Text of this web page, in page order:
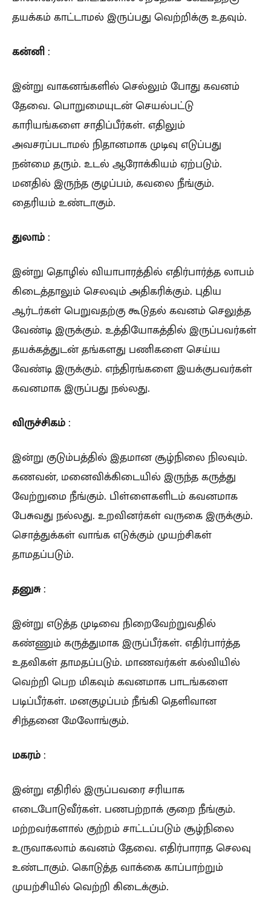
தயக்கம் காட்டாமல் இருப்பது வெற்றிக்கு உதவும்.
கன்னி :
இன்று வாகனங்களில் செல்லும் போது கவனம்
தேவை. பொறுமையுடன் செயல்பட்டு
காரியங்களை சாதிப்பீர்கள். எதிலும்
அவசரப்படாமல் நிதானமாக முடிவு எடுப்பது
நன்மை தரும். உடல் ஆரோக்கியம் ஏற்படும்.
மனதில் இருந்த குழப்பம், கவலை நீங்கும்.
தைரியம் உண்டாகும்.
துலாம் :
இன்று தொழில் வியாபாரத்தில் எதிர்பார்த்த லாபம்
கிடைத்தாலும் செலவும் அதிகரிக்கும். புதிய
ஆர்டர்கள் பெறுவதற்கு கூடுதல் கவனம் செலுத்த
வேண்டி இருக்கும். உத்தியோகத்தில் இருப்பவர்கள்
தயக்கத்துடன் தங்களது பணிகளை செய்ய
வேண்டி இருக்கும். எந்திரங்களை இயக்குபவர்கள்
கவனமாக இருப்பது நல்லது.
விருச்சிகம் :
இன்று குடும்பத்தில் இதமான சூழ்நிலை நிலவும்.
கணவன், மனைவிக்கிடையில் இருந்த கருத்து
வேற்றுமை நீங்கும். பிள்ளைகளிடம் கவனமாக
பேசுவது நல்லது. உறவினர்கள் வருகை இருக்கும்.
சொத்துக்கள் வாங்க எடுக்கும் முயற்சிகள்
தாமதப்படும்.
தனுசு:
இன்று எடுத்த முடிவை நிறைவேற்றுவதில்
கண்ணும் கருத்துமாக இருப்பீர்கள். எதிர்பார்த்த
உதவிகள் தாமதப்படும். மாணவர்கள் கல்வியில்
வெற்றி பெற மிகவும் கவனமாக பாடங்களை
படிப்பீர்கள். மனகுழப்பம் நீங்கி தெளிவான
சிந்தனை மேலோங்கும்.
மகரம் :
இன்று எதிரில் இருப்பவரை சரியாக
எடைபோடுவீர்கள். பணபற்றாக் குறை நீங்கும்.
மற்றவர்களால் குற்றம் சாட்டப்படும் சூழ்நிலை
உருவாகலாம் கவனம் தேவை. எதிர்பாராத செலவு
உண்டாகும். கொடுத்த வாக்கை காப்பாற்றும்
முயற்சியில் வெற்றி கிடைக்கும்.